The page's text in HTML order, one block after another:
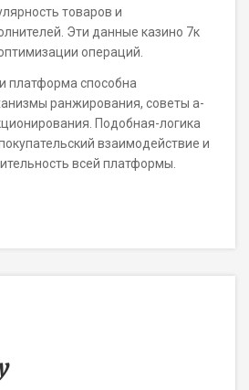
товаров и
Эти данные казино 7к
операций.
платформа способна
ранжирования, советы а-
Подобная-логика
взаимодействие и
всей платформы.